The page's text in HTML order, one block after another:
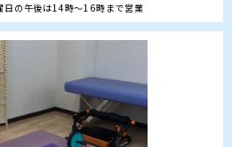
の午後は14時～16時まで営業